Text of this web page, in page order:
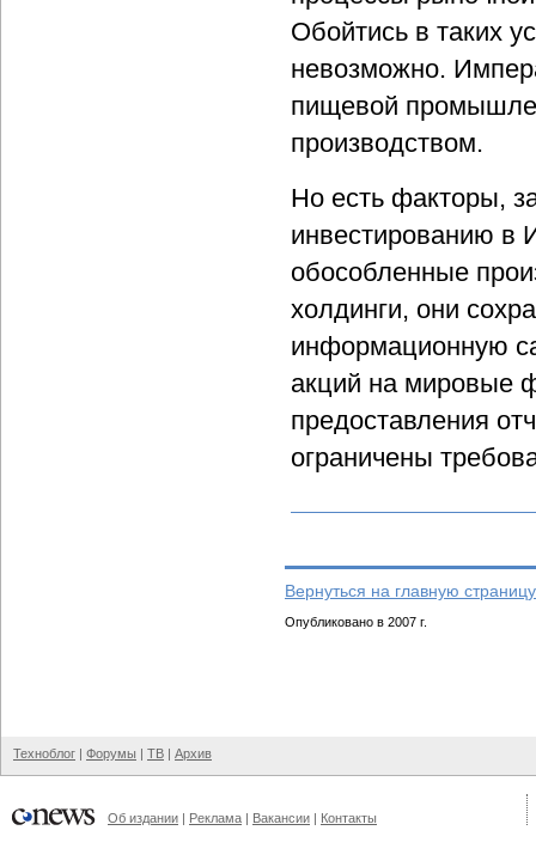
Обойтись в таких
невозможно.
пищевой
производством.
Но есть факторы,
инвестированию в
обособленные
холдинги, они
информационную
акций на мировые
предоставления
ограничены
Вернуться на главную
Опубликовано в 2007 г.
Техноблог | Форумы | ТВ | Архив
Об издании | Реклама | Вакансии | Контакты